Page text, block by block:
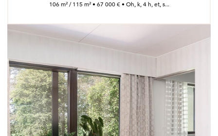
106 m² / 115 m² • 67 000 € • Oh, k, 4 h, et, s...